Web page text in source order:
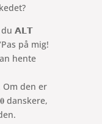
du 𝗔𝗟𝗧
på mig!
hente
Om den er
danskere,